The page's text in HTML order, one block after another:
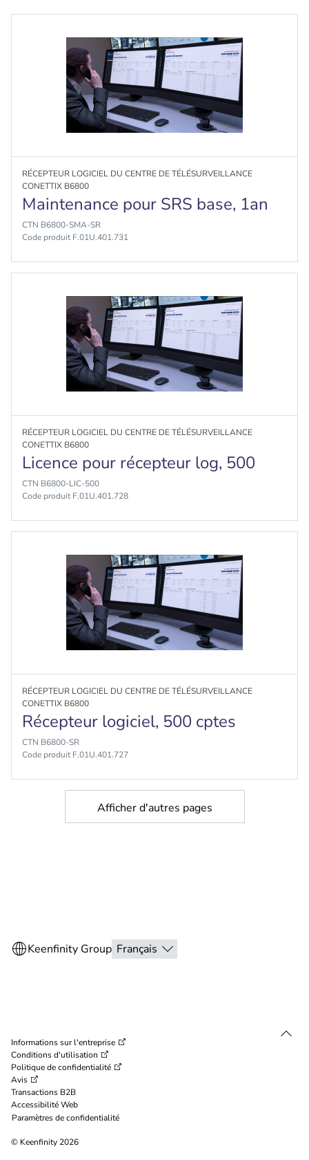
RÉCEPTEUR LOGICIEL DU CENTRE DE TÉLÉSURVEILLANCE
CONETTIX B6800
Maintenance pour SRS base, 1an
CTN B6800-SMA-SR
Code produit F.01U.401.731
RÉCEPTEUR LOGICIEL DU CENTRE DE TÉLÉSURVEILLANCE
CONETTIX B6800
Licence pour récepteur log, 500
CTN B6800-LIC-500
Code produit F.01U.401.728
RÉCEPTEUR LOGICIEL DU CENTRE DE TÉLÉSURVEILLANCE
CONETTIX B6800
Récepteur logiciel, 500 cptes
CTN B6800-SR
Code produit F.01U.401.727
Afficher d'autres pages
Informations sur l'entreprise
Conditions d'utilisation
Politique de confidentialité
Avis
Transactions B2B
Accessibilité Web
Paramètres de confidentialité
© Keenfinity 2026